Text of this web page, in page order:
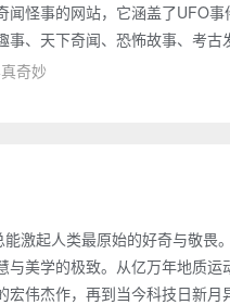
闻怪事的网站，它涵盖了UFO
事、天下奇闻、恐怖故事、考古
的内容极为丰富，涉及面广，为
奇妙
能激起人类最原始的好奇与敬畏
美学的极致。从亿万年地质运
宏伟杰作，再到当今科技日新月